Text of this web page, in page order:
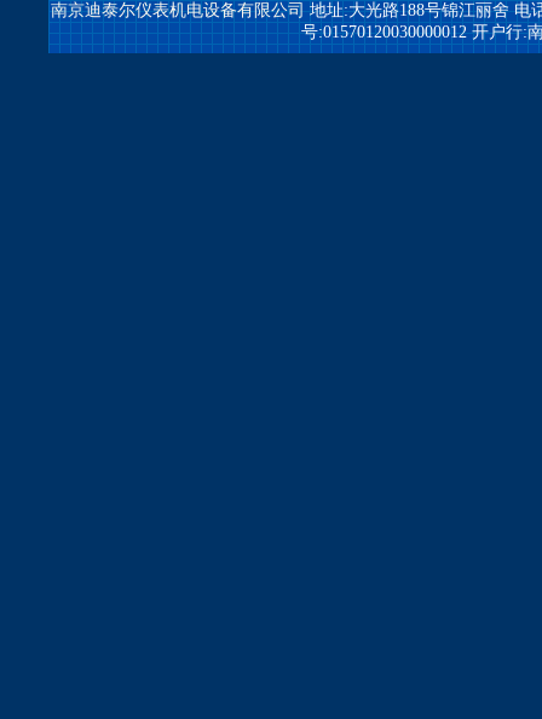
南京迪泰尔仪表机电设备有限公司 地址:大光路188号锦江丽舍 电
号:01570120030000012 开户行